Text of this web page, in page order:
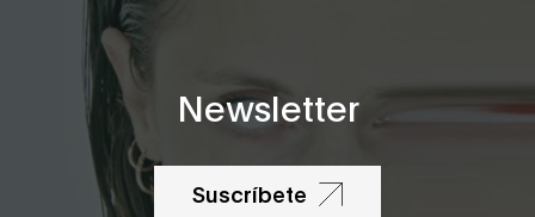
Newsletter
Suscríbete